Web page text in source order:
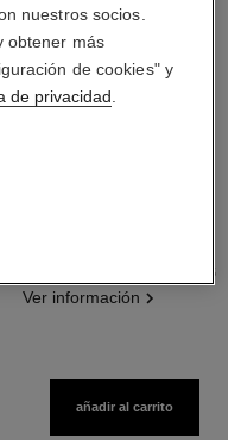
sin Impuestos Nacionales: $88,085
Ver información
añadir al carrito
nuestros socios.
obtener más
de cookies" y
de privacidad